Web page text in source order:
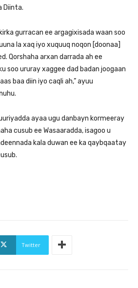
Diinta.
gurracan ee argagixisada waan soo
la xaq iyo xuquuq noqon [doonaa]
Qorshaha arxan darrada ah ee
soo ururay xaggee dad badan joogaan
baa diin iyo caqli ah,” ayuu
ayaa ugu danbayn kormeeray
cusub ee Wasaaradda, isagoo u
kala duwan ee ka qaybqaatay
Twitter